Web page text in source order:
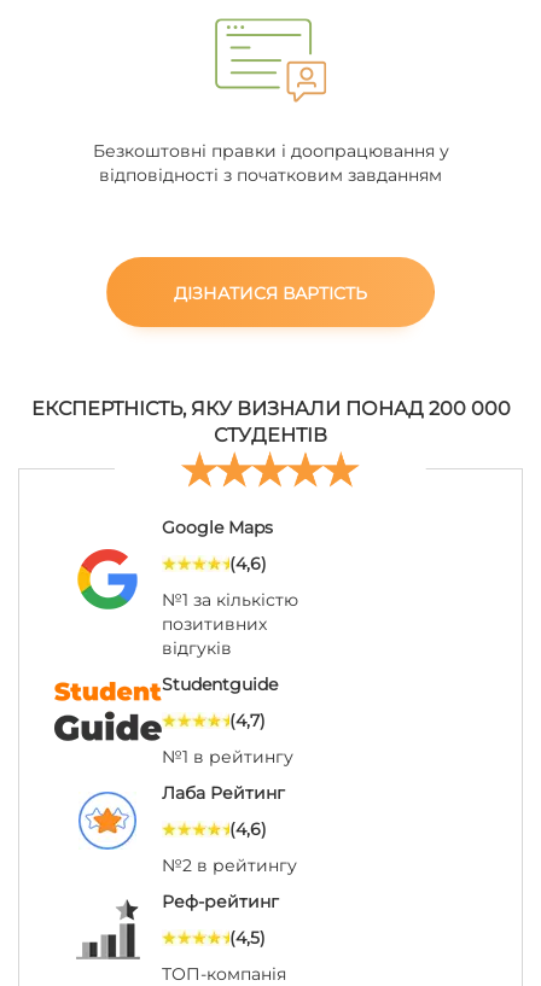
Безкоштовні правки і доопрацювання у
відповідності з початковим завданням
ДІЗНАТИСЯ ВАРТІСТЬ
ЕКСПЕРТНІСТЬ, ЯКУ ВИЗНАЛИ ПОНАД 200 000
СТУДЕНТІВ
Google Maps
(4,6)
№1 за кількістю
позитивних
відгуків
Studentguide
(4,7)
№1 в рейтингу
Лаба Рейтинг
(4,6)
№2 в рейтингу
Реф-рейтинг
(4,5)
ТОП-компанія